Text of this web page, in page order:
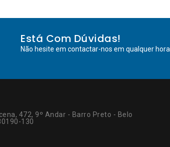
Está Com Dúvidas!
Não hesite em contactar-nos em qualquer hora.
472, 9º Andar - Barro Preto - Belo
130